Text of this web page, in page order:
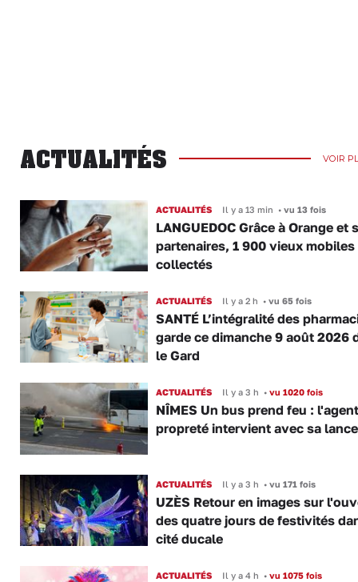
ACTUALITÉS VOIR
ACTUALITÉS Il y a 13 min •vu 13 fois
LANGUEDOC Grâce à Orange et
partenaires, 1 900 vieux mobiles
collectés
ACTUALITÉS Il y a 2 h •vu 65 fois
SANTÉ L’intégralité des
garde ce dimanche 9 août 2026
le Gard
ACTUALITÉS Il y a 3 h •vu 1020 fois
NÎMES Un bus prend feu :
propreté intervient avec sa lance
ACTUALITÉS Il y a 3 h •vu 171 fois
UZÈS Retour en images sur
des quatre jours de festivités
cité ducale
ACTUALITÉS Il y a 4 h •vu 1075 fois